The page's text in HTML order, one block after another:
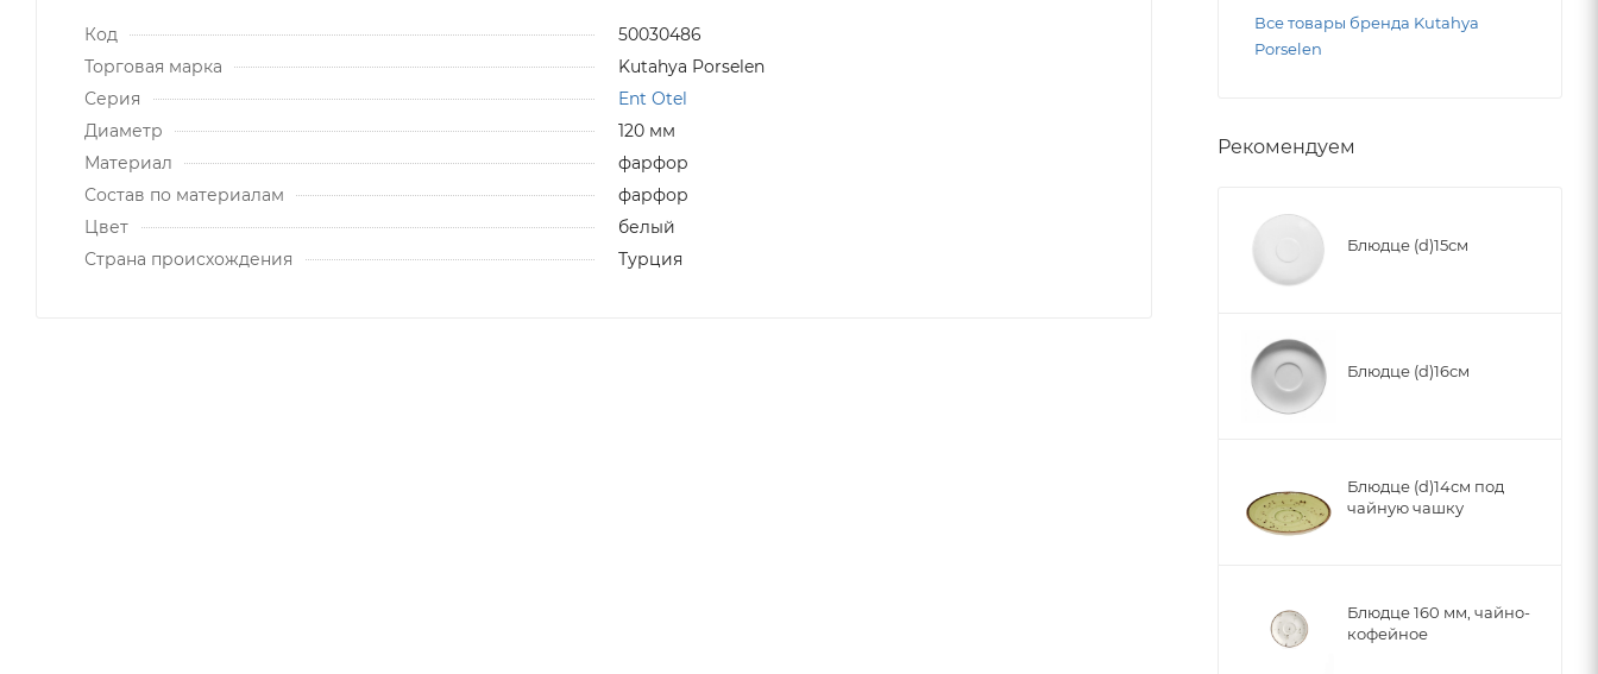
Код
50030486
Торговая марка
Kutahya Porselen
Серия
Ent Otel
Диаметр
120 мм
Материал
фарфор
Состав по материалам
фарфор
Цвет
белый
Страна происхождения
Турция
Все товары бренда Kutahya
Porselen
Рекомендуем
Блюдце (d)15см
Блюдце (d)16см
Блюдце (d)14см под
чайную чашку
Блюдце 160 мм, чайно-
кофейное